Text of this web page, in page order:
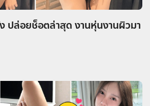
ปล่อยช็อตล่าสุด งานหุ่นงานผิวมา